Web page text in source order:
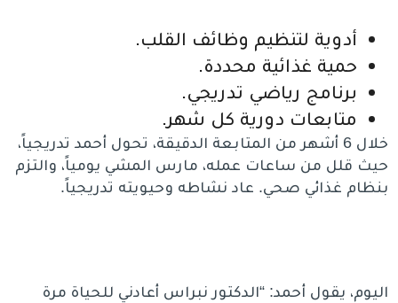
أدوية لتنظيم وظائف القلب.
حمية غذائية محددة.
برنامج رياضي تدريجي.
متابعات دورية كل شهر.
خلال 6 أشهر من المتابعة الدقيقة، تحول أحمد تدريجياً،
حيث قلل من ساعات عمله، مارس المشي يومياً، والتزم
بنظام غذائي صحي. عاد نشاطه وحيويته تدريجياً.
اليوم، يقول أحمد: “الدكتور نبراس أعادني للحياة مرة